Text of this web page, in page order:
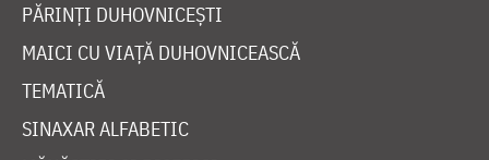
PĂRINȚI DUHOVNICEȘTI
MAICI CU VIAȚĂ DUHOVNICEASCĂ
TEMATICĂ
SINAXAR ALFABETIC